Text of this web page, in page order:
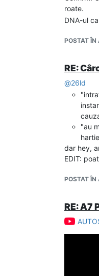
roate.
DNA-ul
POSTAT ÎN
RE:
@26ld
"au
dar hey,
EDIT:
POSTAT ÎN
RE: A7